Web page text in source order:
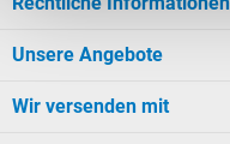
Unsere Angebote
Wir versenden mit